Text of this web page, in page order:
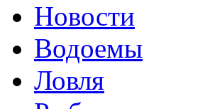
Новости
Водоемы
Ловля